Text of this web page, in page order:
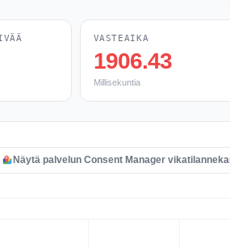
VASTEAIKA
1906.43
Millisekuntia
Näytä palvelun Consent Manager